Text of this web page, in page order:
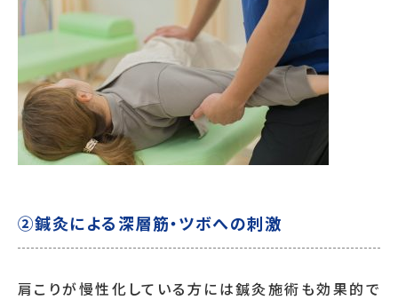
②鍼灸による深層筋・ツボへの刺激
肩こりが慢性化している方には鍼灸施術も効果的で